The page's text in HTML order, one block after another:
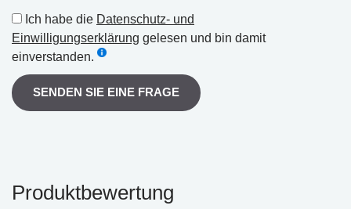
Ich habe die Datenschutz- und
Einwilligungserklärung gelesen und bin damit
einverstanden.
SENDEN SIE EINE FRAGE
Produktbewertung